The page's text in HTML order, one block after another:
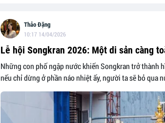
Thảo Đặng
10:17 14/04/2026
Lễ hội Songkran 2026: Một di sản càng
Những con phố ngập nước khiến Songkran trở thành
nếu chỉ dừng ở phần náo nhiệt ấy, người ta sẽ bỏ qua